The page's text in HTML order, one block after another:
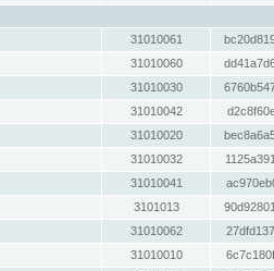
31010061
31010060
31010030
31010042
31010020
31010032
31010041
3101013
31010062
31010010